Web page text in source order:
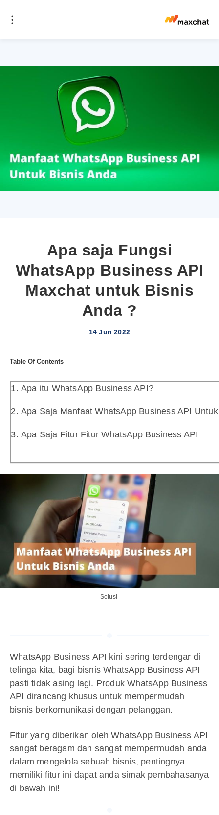
Apa saja Fungsi
WhatsApp Business API
Maxchat untuk Bisnis
Anda ?
14 Jun 2022
Table Of Contents
Apa itu WhatsApp Business API?
Apa Saja Manfaat WhatsApp Business API
Apa Saja Fitur Fitur WhatsApp Business API
Solusi
WhatsApp Business API kini sering terdengar di
telinga kita, bagi bisnis WhatsApp Business API
pasti tidak asing lagi. Produk WhatsApp Business
API dirancang khusus untuk mempermudah
bisnis berkomunikasi dengan pelanggan.
Fitur yang diberikan oleh WhatsApp Business API
sangat beragam dan sangat mempermudah anda
dalam mengelola sebuah bisnis, pentingnya
memiliki fitur ini dapat anda simak pembahasanya
di bawah ini!